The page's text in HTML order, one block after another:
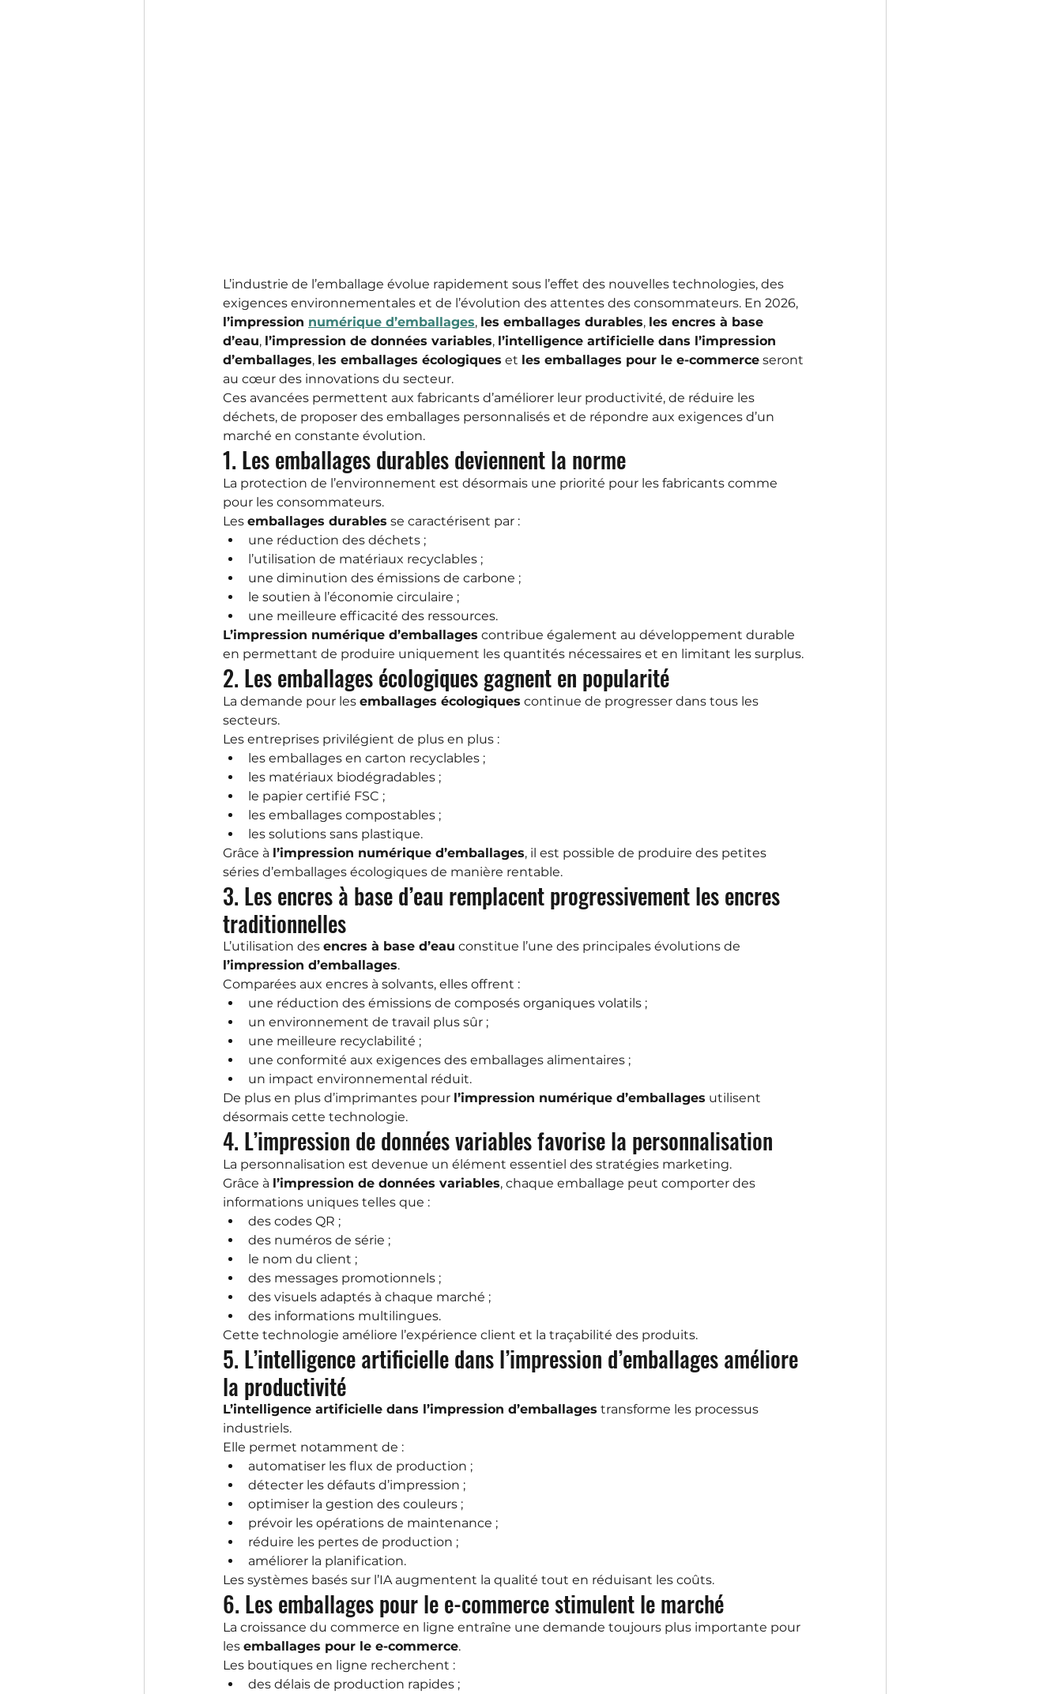
L’industrie de l’emballage évolue rapidement sous l’effet des nouvelles technologies, des
exigences environnementales et de l’évolution des attentes des consommateurs. En 2026,
l’impression numérique d’emballages, les emballages durables, les encres à base
d’eau, l’impression de données variables, l’intelligence artificielle dans l’impression
d’emballages, les emballages écologiques et les emballages pour le e-commerce seront
au cœur des innovations du secteur.
Ces avancées permettent aux fabricants d’améliorer leur productivité, de réduire les
déchets, de proposer des emballages personnalisés et de répondre aux exigences d’un
marché en constante évolution.
1. Les emballages durables deviennent la norme
La protection de l’environnement est désormais une priorité pour les fabricants comme
pour les consommateurs.
Les emballages durables se caractérisent par :
une réduction des déchets ;
l’utilisation de matériaux recyclables ;
une diminution des émissions de carbone ;
le soutien à l’économie circulaire ;
une meilleure efficacité des ressources.
L’impression numérique d’emballages contribue également au développement durable
en permettant de produire uniquement les quantités nécessaires et en limitant les surplus.
2. Les emballages écologiques gagnent en popularité
La demande pour les emballages écologiques continue de progresser dans tous les
secteurs.
Les entreprises privilégient de plus en plus :
les emballages en carton recyclables ;
les matériaux biodégradables ;
le papier certifié FSC ;
les emballages compostables ;
les solutions sans plastique.
Grâce à l’impression numérique d’emballages, il est possible de produire des petites
séries d’emballages écologiques de manière rentable.
3. Les encres à base d’eau remplacent progressivement les encres
traditionnelles
L’utilisation des encres à base d’eau constitue l’une des principales évolutions de
l’impression d’emballages.
Comparées aux encres à solvants, elles offrent :
une réduction des émissions de composés organiques volatils ;
un environnement de travail plus sûr ;
une meilleure recyclabilité ;
une conformité aux exigences des emballages alimentaires ;
un impact environnemental réduit.
De plus en plus d’imprimantes pour l’impression numérique d’emballages utilisent
désormais cette technologie.
4. L’impression de données variables favorise la personnalisation
La personnalisation est devenue un élément essentiel des stratégies marketing.
Grâce à l’impression de données variables, chaque emballage peut comporter des
informations uniques telles que :
des codes QR ;
des numéros de série ;
le nom du client ;
des messages promotionnels ;
des visuels adaptés à chaque marché ;
des informations multilingues.
Cette technologie améliore l’expérience client et la traçabilité des produits.
5. L’intelligence artificielle dans l’impression d’emballages améliore
la productivité
L’intelligence artificielle dans l’impression d’emballages transforme les processus
industriels.
Elle permet notamment de :
automatiser les flux de production ;
détecter les défauts d’impression ;
optimiser la gestion des couleurs ;
prévoir les opérations de maintenance ;
réduire les pertes de production ;
améliorer la planification.
Les systèmes basés sur l’IA augmentent la qualité tout en réduisant les coûts.
6. Les emballages pour le e-commerce stimulent le marché
La croissance du commerce en ligne entraîne une demande toujours plus importante pour
les emballages pour le e-commerce.
Les boutiques en ligne recherchent :
des délais de production rapides ;